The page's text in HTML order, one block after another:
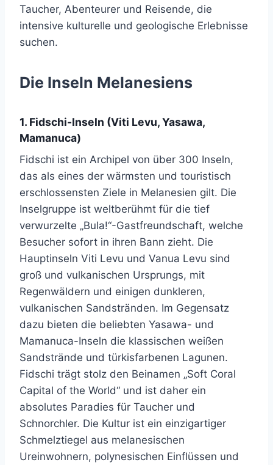
Taucher, Abenteurer und Reisende, die
intensive kulturelle und geologische Erlebnisse
suchen.
Die Inseln Melanesiens
1. Fidschi-Inseln (Viti Levu, Yasawa,
Mamanuca)
Fidschi ist ein Archipel von über 300 Inseln,
das als eines der wärmsten und touristisch
erschlossensten Ziele in Melanesien gilt. Die
Inselgruppe ist weltberühmt für die tief
verwurzelte „Bula!“-Gastfreundschaft, welche
Besucher sofort in ihren Bann zieht. Die
Hauptinseln Viti Levu und Vanua Levu sind
groß und vulkanischen Ursprungs, mit
Regenwäldern und einigen dunkleren,
vulkanischen Sandstränden. Im Gegensatz
dazu bieten die beliebten Yasawa- und
Mamanuca-Inseln die klassischen weißen
Sandstrände und türkisfarbenen Lagunen.
Fidschi trägt stolz den Beinamen „Soft Coral
Capital of the World“ und ist daher ein
absolutes Paradies für Taucher und
Schnorchler. Die Kultur ist ein einzigartiger
Schmelztiegel aus melanesischen
Ureinwohnern, polynesischen Einflüssen und